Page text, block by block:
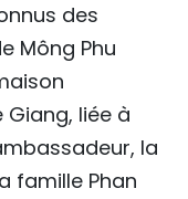
des
Mông Phu
liée à
la
famille Phan